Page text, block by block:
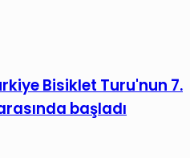
Bisiklet Turu'nun 7.
başladı